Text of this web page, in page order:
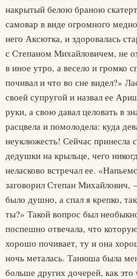
накрытый белою браною
самовар в виде огромного
него Аксютка, и здоровалась
с Степаном Михайловичем, не
в иное утро, а весело и громко
почивал и что во сне видел?»
своей супругой и назвал ее
руки, а свою давал целовать в
расцвела и помолодела: куда
неуклюжесть! Сейчас принесла
дедушки на крыльце, чего
неласково встречал ее.
заговорил Степан Михайлович,
было душно, а спал я крепко,
ты?» Такой вопрос был
поспешно отвечала, что
хорошо почивает, ту и она
ночь металась. Танюша была
больше других дочерей, как это